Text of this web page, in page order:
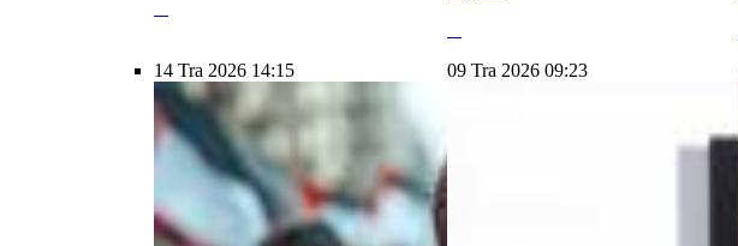
14 Tra 2026 14:15 09 Tra 2026 09:23